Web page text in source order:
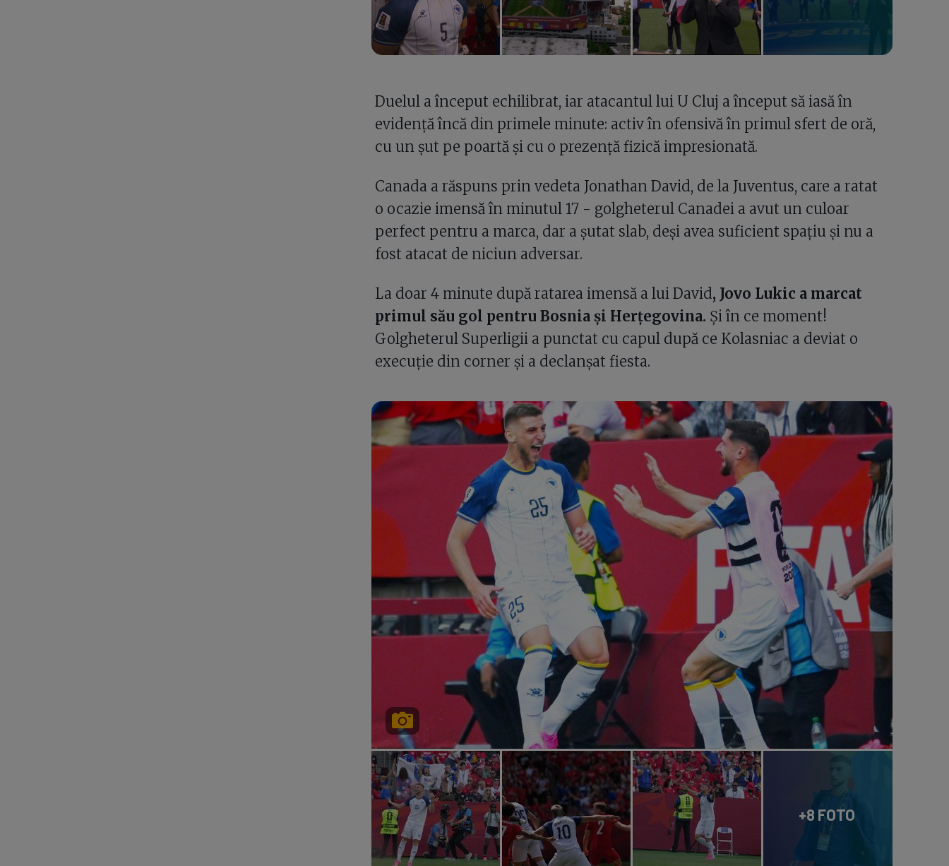
Duelul a început echilibrat, iar atacantul lui U Cluj a început să iasă în
evidență încă din primele minute: activ în ofensivă în primul sfert de oră,
cu un șut pe poartă și cu o prezență fizică impresionată.
Canada a răspuns prin vedeta Jonathan David, de la Juventus, care a ratat
o ocazie imensă în minutul 17 - golgheterul Canadei a avut un culoar
perfect pentru a marca, dar a șutat slab, deși avea suficient spațiu și nu a
fost atacat de niciun adversar.
La doar 4 minute după ratarea imensă a lui David, Jovo Lukic a marcat
primul său gol pentru Bosnia și Herțegovina. Și în ce moment!
Golgheterul Superligii a punctat cu capul după ce Kolasniac a deviat o
execuție din corner și a declanșat fiesta.
+8 FOTO